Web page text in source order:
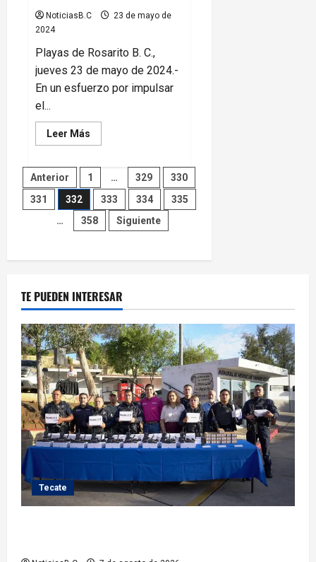
NoticiasB.C
23 de mayo de
2024
Playas de Rosarito B. C.,
jueves 23 de mayo de 2024.-
En un esfuerzo por impulsar
el...
Leer Más
más
Necesario
brindar
soluciones
para
problemática
de
mascotas
Paginación
de
entradas
Anterior 1 … 329
330
331
332 333 334
335
…
358 Siguiente
TE PUEDEN INTERESAR
Tecate